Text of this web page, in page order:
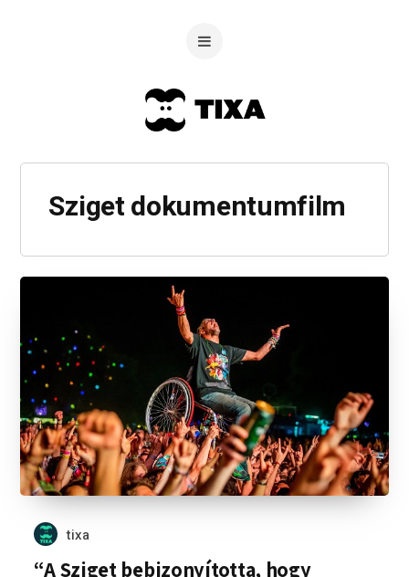
Sziget dokumentumfilm
tixa
“A Sziget bebizonyította, hogy